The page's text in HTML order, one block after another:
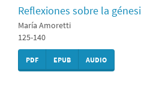
Reflexiones sobre la
María Amoretti
125-140
PDF EPUB AUDIO